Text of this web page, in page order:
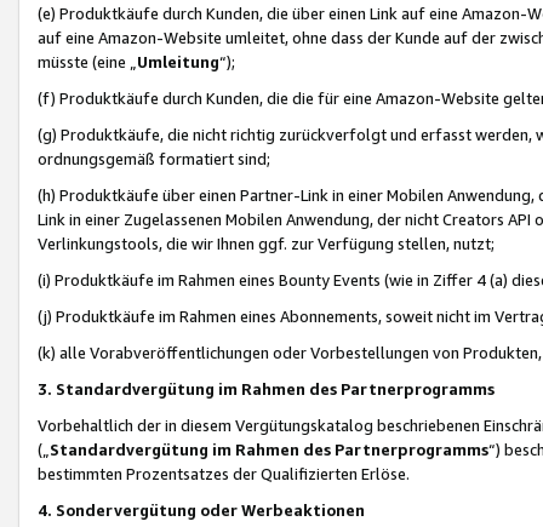
(e) Produktkäufe durch Kunden, die über einen Link auf eine
auf eine Amazon-Website umleitet, ohne dass der Kunde auf der
müsste (eine „ Umleitung“);
(f) Produktkäufe durch Kunden, die die für eine Amazon-Website
(g) Produktkäufe, die nicht richtig zurückverfolgt und erfasst werden,
ordnungsgemäß formatiert sind;
(h) Produktkäufe über einen Partner-Link in einer Mobilen
Link in einer Zugelassenen Mobilen Anwendung, der nicht Creators
Verlinkungstools, die wir Ihnen ggf. zur Verfügung stellen, nutzt;
(i) Produktkäufe im Rahmen eines Bounty Events (wie in Ziffer 4 (a)
(j) Produktkäufe im Rahmen eines Abonnements, soweit nicht im
(k) alle Vorabveröffentlichungen oder Vorbestellungen von
3. Standardvergütung im Rahmen des Partnerprogramms
Vorbehaltlich der in diesem Vergütungskatalog beschriebenen
(„ Standardvergütung im Rahmen des Partnerprogramms“)
bestimmten Prozentsatzes der Qualifizierten Erlöse.
4. Sondervergütung oder Werbeaktionen